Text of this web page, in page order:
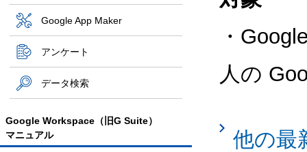
Google App Maker
アンケート
データ検索
Google Workspace（旧G Suite）
マニュアル
・
人の
他の最